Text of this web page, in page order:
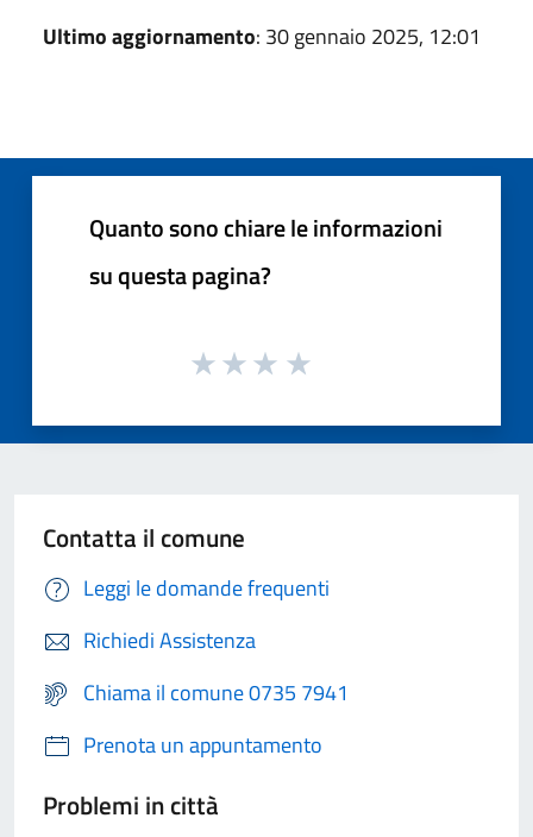
Ultimo aggiornamento: 30 gennaio 2025, 12:01
Quanto sono chiare le informazioni
su questa pagina?
Contatta il comune
Leggi le domande frequenti
Richiedi Assistenza
Chiama il comune 0735 7941
Prenota un appuntamento
Problemi in città